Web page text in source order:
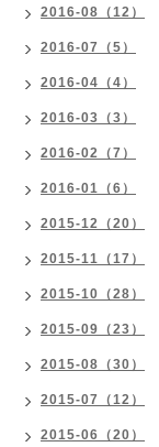
2016-08（12）
2016-07（5）
2016-04（4）
2016-03（3）
2016-02（7）
2016-01（6）
2015-12（20）
2015-11（17）
2015-10（28）
2015-09（23）
2015-08（30）
2015-07（12）
2015-06（20）